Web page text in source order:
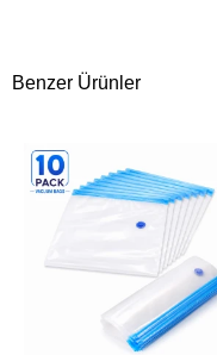
Benzer Ürünler